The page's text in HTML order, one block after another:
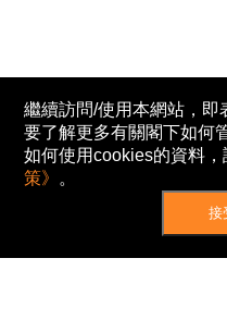
繼續訪問/使用本網站，即
要了解更多有關閣下如何
如何使用cookies的資料
策》 。
接